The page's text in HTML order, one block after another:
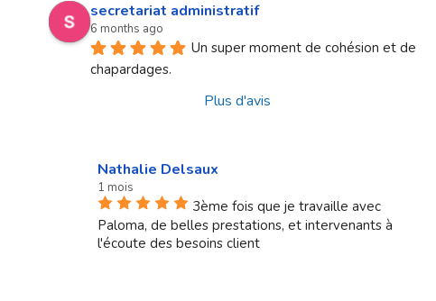
secretariat administratif
6 months ago
Un super moment de cohésion et de
chapardages.
Plus d'avis
Nathalie Delsaux
1 mois
3ème fois que je travaille avec
Paloma, de belles prestations, et intervenants à
l'écoute des besoins client